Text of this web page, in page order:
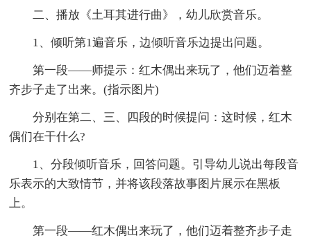
二、播放《土耳其进行曲》，幼儿欣赏音乐。
1、倾听第1遍音乐，边倾听音乐边提出问题。
第一段――师提示：红木偶出来玩了，他们迈着整
齐步子走了出来。(指示图片)
分别在第二、三、四段的时候提问：这时候，红木
偶们在干什么?
1、分段倾听音乐，回答问题。引导幼儿说出每段音
乐表示的大致情节，并将该段落故事图片展示在黑板
上。
第一段――红木偶出来玩了，他们迈着整齐步子走